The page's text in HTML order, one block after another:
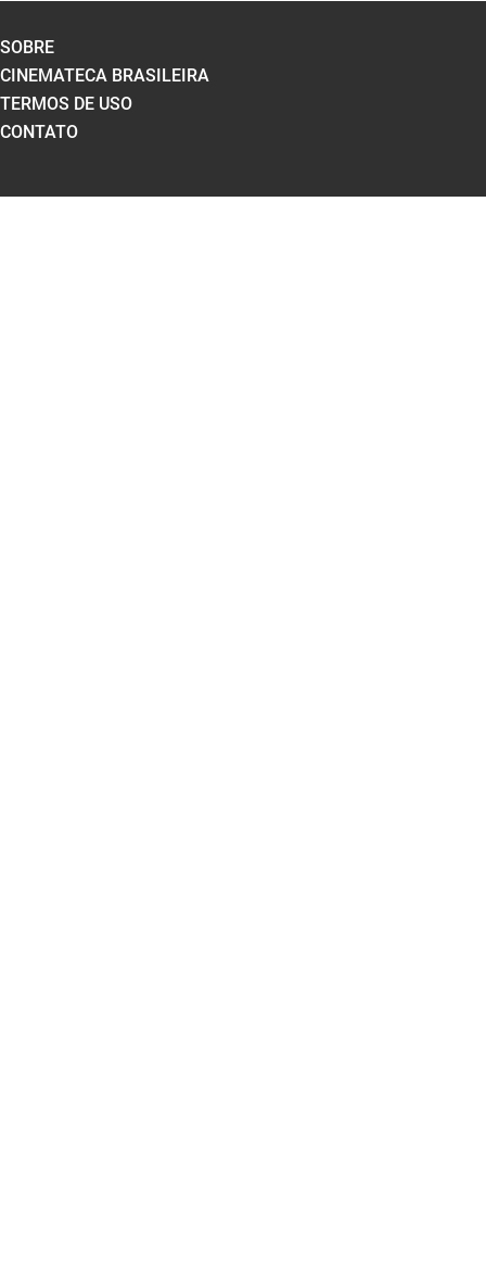
SOBRE
CINEMATECA BRASILEIRA
TERMOS DE USO
CONTATO